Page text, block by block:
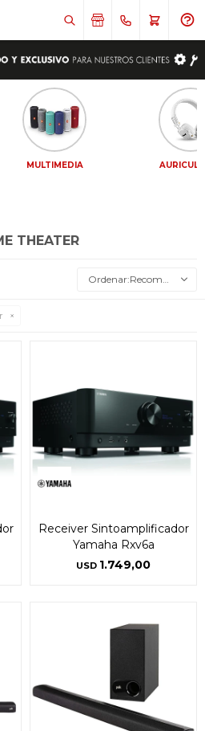
MULTIMEDIA
THEATER
Recomendados
Receiver Sintoamplificador
Yamaha Rxv6a
USD 1.749,00